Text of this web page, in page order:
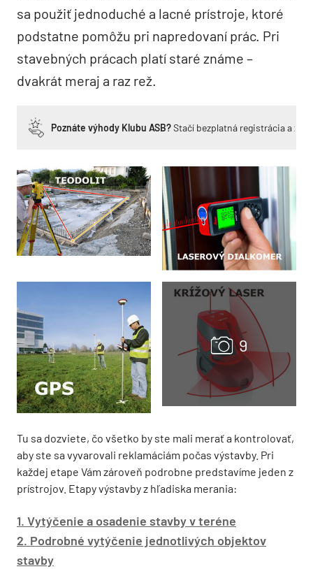
sa použiť jednoduché a lacné prístroje, ktoré
podstatne pomôžu pri napredovaní prác. Pri
stavebných prácach platí staré známe –
dvakrát meraj a raz rež.
Poznáte výhody Klubu ASB?Stačí bezplatná registrácia a
Tu sa dozviete, čo všetko by ste mali merať a kontrolovať,
aby ste sa vyvarovali reklamáciám počas výstavby. Pri
každej etape Vám zároveň podrobne predstavíme jeden z
prístrojov. Etapy výstavby z hľadiska merania:
1. Vytýčenie a osadenie stavby v teréne
2. Podrobné vytýčenie jednotlivých objektov
stavby